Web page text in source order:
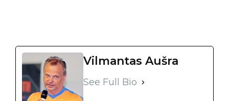
Vilmantas Aušra
See Full Bio